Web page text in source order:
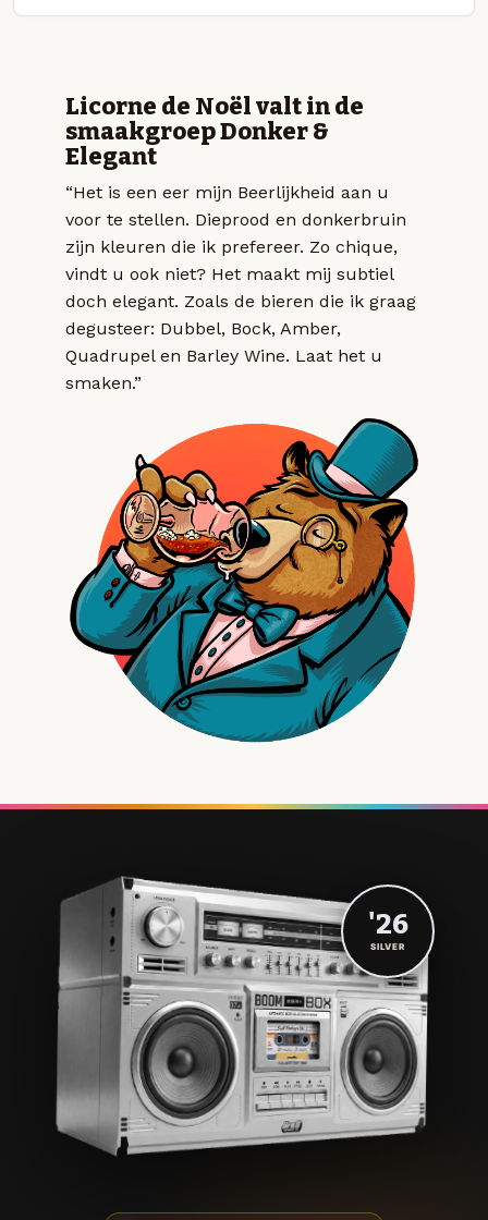
Licorne de Noël valt in de
smaakgroep Donker &
Elegant
“Het is een eer mijn Beerlijkheid aan u
voor te stellen. Dieprood en donkerbruin
zijn kleuren die ik prefereer. Zo chique,
vindt u ook niet? Het maakt mij subtiel
doch elegant. Zoals de bieren die ik graag
degusteer: Dubbel, Bock, Amber,
Quadrupel en Barley Wine. Laat het u
smaken.”
'26
SILVER